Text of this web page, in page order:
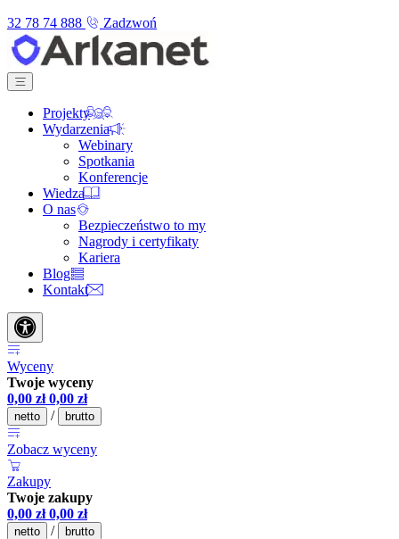
32 78 74 888
Zadzwoń
Projekty
Wydarzenia
Webinary
Spotkania
Konferencje
Wiedza
O nas
Bezpieczeństwo to my
Nagrody i certyfikaty
Kariera
Blog
Kontakt
Wyceny
Twoje wyceny
0,00 zł 0,00 zł
netto / brutto
Zobacz wyceny
Zakupy
Twoje zakupy
0,00 zł 0,00 zł
netto / brutto